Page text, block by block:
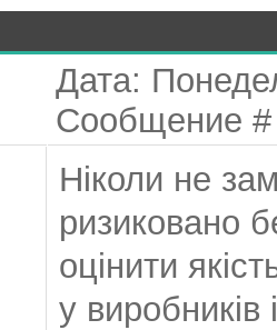
Дата:
Сообщение
Ніколи не
ризиковано
оцінити
у виробників